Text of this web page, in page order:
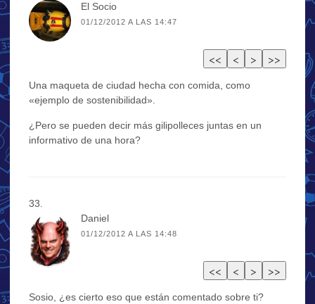
El Socio
01/12/2012 A LAS 14:47
Una maqueta de ciudad hecha con comida, como
«ejemplo de sostenibilidad».
¿Pero se pueden decir más gilipolleces juntas en un
informativo de una hora?
Daniel
01/12/2012 A LAS 14:48
Sosio, ¿es cierto eso que están comentado sobre ti?